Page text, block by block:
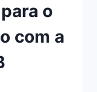
o
com a